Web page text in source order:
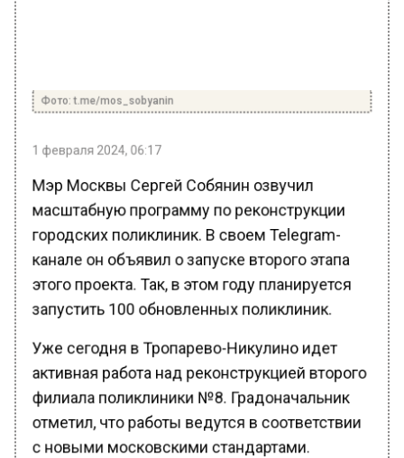
Мэр Москвы Сергей Собянин озвучил
масштабную программу по реконструкции
городских поликлиник. В своем Telegram-
канале он объявил о запуске второго этапа
этого проекта. Так, в этом году планируется
запустить 100 обновленных поликлиник.
Уже сегодня в Тропарево-Никулино идет
активная работа над реконструкцией второго
филиала поликлиники №8. Градоначальник
отметил, что работы ведутся в соответствии
с новыми московскими стандартами.